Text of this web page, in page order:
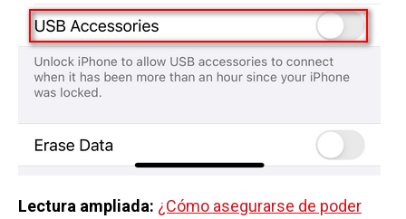
Lectura ampliada: ¿Cómo asegurarse de poder